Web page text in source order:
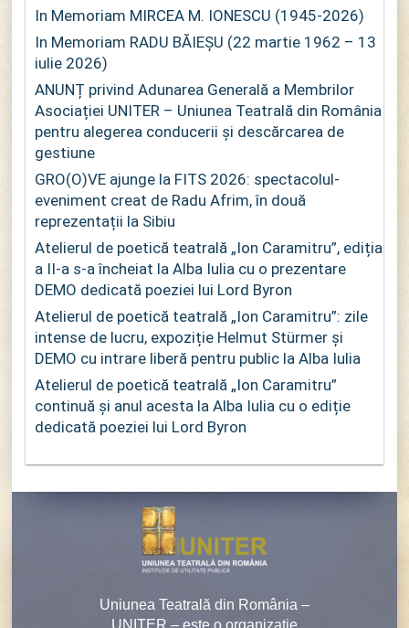
In Memoriam MIRCEA M. IONESCU (1945-2026)
In Memoriam RADU BĂIEȘU (22 martie 1962 – 13
iulie 2026)
ANUNȚ privind Adunarea Generală a Membrilor
Asociației UNITER – Uniunea Teatrală din România
pentru alegerea conducerii și descărcarea de
gestiune
GRO(O)VE ajunge la FITS 2026: spectacolul-
eveniment creat de Radu Afrim, în două
reprezentații la Sibiu
Atelierul de poetică teatrală „Ion Caramitru”, ediția
a II-a s-a încheiat la Alba Iulia cu o prezentare
DEMO dedicată poeziei lui Lord Byron
Atelierul de poetică teatrală „Ion Caramitru”: zile
intense de lucru, expoziție Helmut Stürmer și
DEMO cu intrare liberă pentru public la Alba Iulia
Atelierul de poetică teatrală „Ion Caramitru”
continuă și anul acesta la Alba Iulia cu o ediție
dedicată poeziei lui Lord Byron
Uniunea Teatrală din România –
UNITER – este o organizaţie